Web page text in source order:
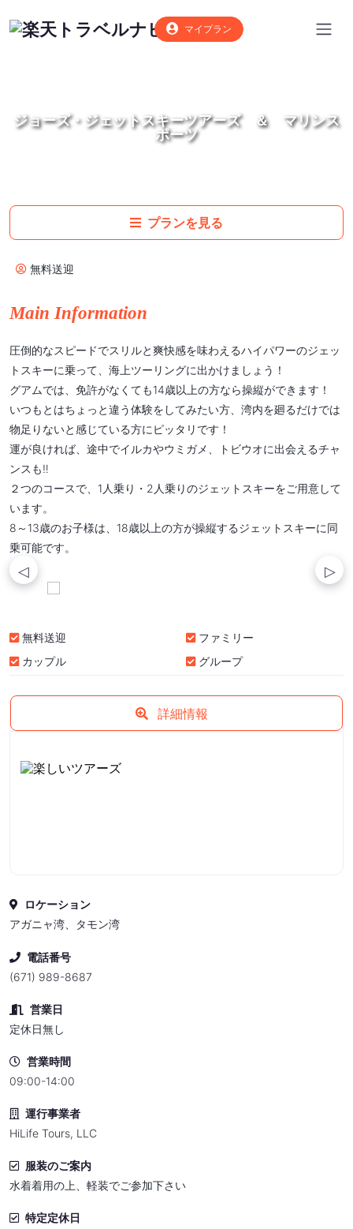
マイプラン
ジョーズ・ジェットスキーツアーズ ＆ マリンス
ポーツ
プランを見る
無料送迎
Main Information
圧倒的なスピードでスリルと爽快感を味わえるハイパワーのジェッ
トスキーに乗って、海上ツーリングに出かけましょう！
グアムでは、免許がなくても14歳以上の方なら操縦ができます！
いつもとはちょっと違う体験をしてみたい方、湾内を廻るだけでは
物足りないと感じている方にピッタリです！
運が良ければ、途中でイルカやウミガメ、トビウオに出会えるチャ
ンスも‼
２つのコースで、1人乗り・2人乗りのジェットスキーをご用意して
います。
8～13歳のお子様は、18歳以上の方が操縦するジェットスキーに同
乗可能です。
無料送迎
ファミリー
カップル
グループ
詳細情報
ロケーション
アガニャ湾、タモン湾
電話番号
(671) 989-8687
営業日
定休日無し
営業時間
09:00-14:00
運行事業者
HiLife Tours, LLC
服装のご案内
水着着用の上、軽装でご参加下さい
特定定休日